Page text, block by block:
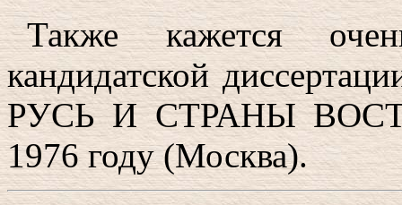
Также кажется
кандидатской
РУСЬ И СТРАНЫ
1976 году (Москва).